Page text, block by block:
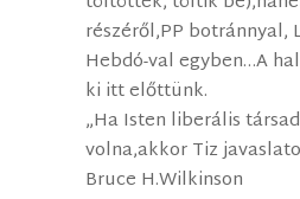
részéről,PP botránnyal,
Hebdó-val egyben…A
ki itt előttünk.
„Ha Isten liberális
volna,akkor Tiz
Bruce H.Wilkinson